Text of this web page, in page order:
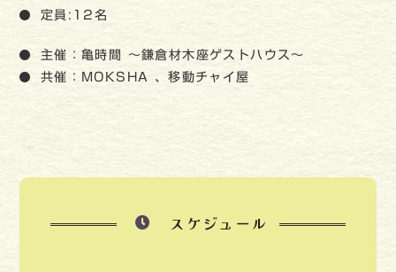
定員:12名
主催：亀時間 ～鎌倉材木座ゲストハウス～
共催：MOKSHA 、移動チャイ屋
スケジュール